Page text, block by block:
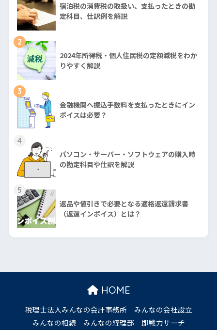
宿泊税の消費税の取扱い、支払ったときの勘
定科目、仕訳例を解説
2
2024年所得税・個人住民税の定額減税をわか
りやすく解説
3
金融機関へ振込手数料を支払ったときにイン
ボイスは必要？
4
パソコン・サーバー・ソフトウェアの購入時
の勘定科目や仕訳を解説
5
返品や値引きで必要となる適格返還請求書
（返還インボイス）とは？
HOME
税理士法人みんなの会計事務所
みんなの会社設立
みんなの相続
みんなの経理部 即戦力サーチ